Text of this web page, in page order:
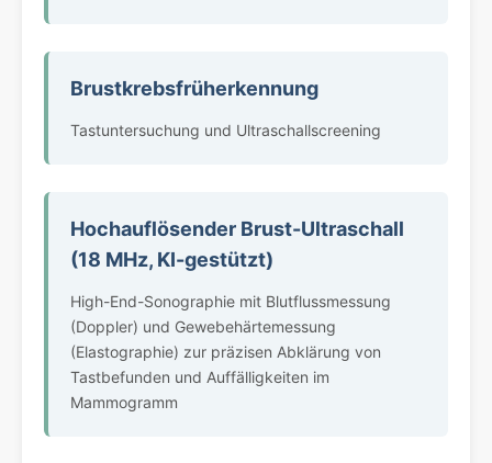
Brustkrebsfrüherkennung
Tastuntersuchung und Ultraschallscreening
Hochauflösender Brust-Ultraschall
(18 MHz, KI-gestützt)
High-End-Sonographie mit Blutflussmessung
(Doppler) und Gewebehärtemessung
(Elastographie) zur präzisen Abklärung von
Tastbefunden und Auffälligkeiten im
Mammogramm